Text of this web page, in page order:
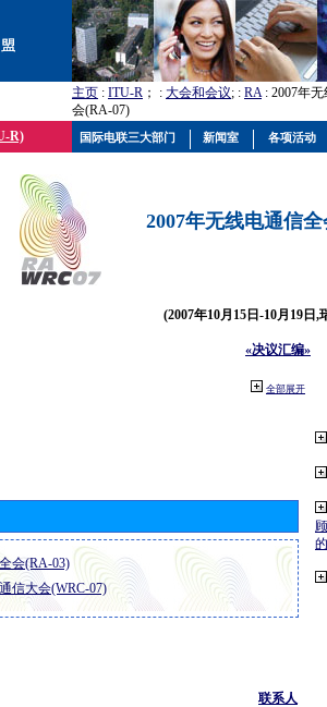
主页 : ITU-R ； : 大会和会议; : RA: 2007年
会(RA-07)
R)
2007年无线电通信
(2007年10月15日-10月19日,
«决议汇编»
全部展开
会(RA-03)
信大会(WRC-07)
联系人
国际电联三大部门 新闻室 各项活动